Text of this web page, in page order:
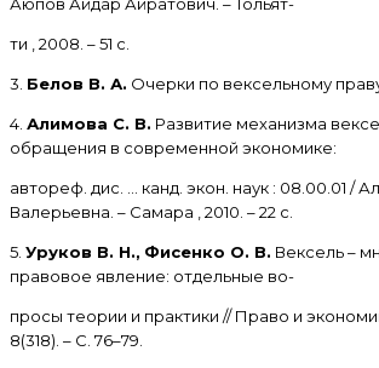
ти , 2008. – 51 с.
3. Белов В. А. Очерки по вексельному
4. Алимова С. В. Развитие механизма
обращения в современной экономике:
автореф. дис. … канд. экон. наук : 08.00.01 /
Валерьевна. – Самара , 2010. – 22 с.
5. Уруков В. Н., Фисенко О. В. Вексель –
правовое явление: отдельные во-
просы теории и практики // Право и
8(318). – С. 76–79.